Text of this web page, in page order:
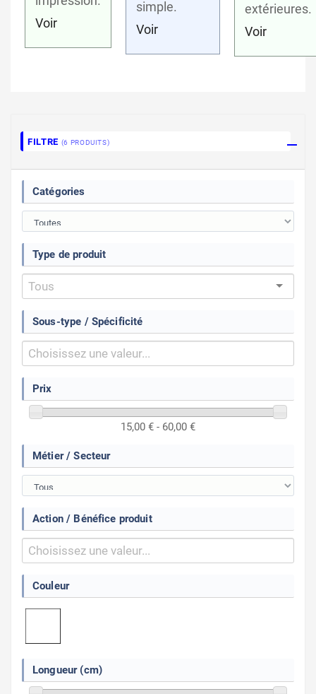
Voir
simple.
Voir
extérieures.
Voir
FILTRE (6 PRODUITS)
Catégories
Type de produit
Sous-type / Spécificité
Prix
15,00 € - 60,00 €
Métier / Secteur
Action / Bénéfice produit
Couleur
Longueur (cm)